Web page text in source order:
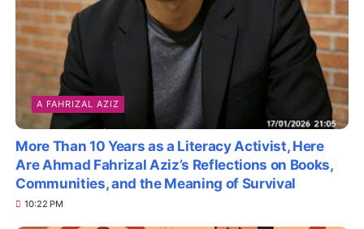
A FAHRIZAL AZIZ
More Than 10 Years as a Literacy Activist, Here
Are Ahmad Fahrizal Aziz’s Reflections on Books,
Communities, and the Meaning of Survival
10:22 PM